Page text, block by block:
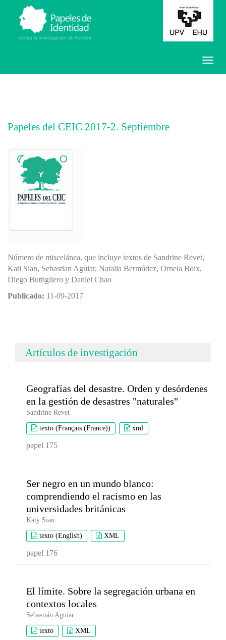
Papeles del CEIC 2017-2. Septiembre
Número de miscelánea, que incluye textos de Sandrine Revet,
Kati Sian, Sebastian Aguiar, Natalia Bermúdez, Ornela Boix,
Diego Buttigliero y Daniel Chao
Publicado: 11-09-2017
Artículos de investigación
Geografías del desastre. Orden y desórdenes
en la gestión de desastres "naturales"
Sandrine Revet
texto (Français (France)) xml
papel 175
Ser negro en un mundo blanco:
comprendiendo el racismo en las
universidades británicas
Katy Sian
texto (English) XML
papel 176
El límite. Sobre la segregación urbana en
contextos locales
Sebastián Aguiar
texto XML